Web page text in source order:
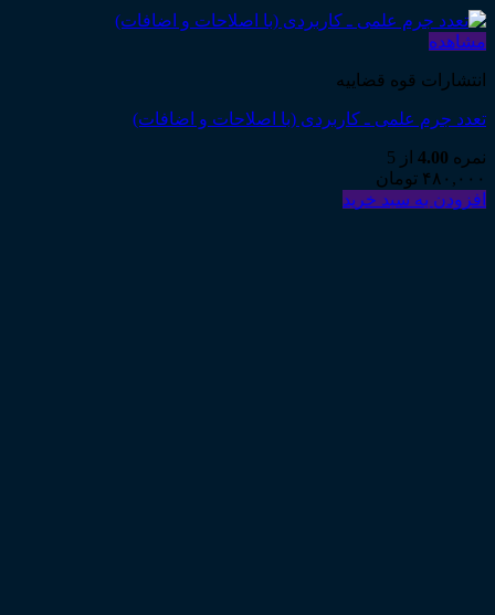
مشاهده
انتشارات قوه قضاییه
تعدد جرم علمی ـ کاربردی (با اصلاحات و اضافات)
نمره 4.00 از 5
۴۸۰,۰۰۰ تومان
افزودن به سبد خرید